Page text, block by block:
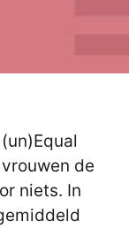
de
niets. In